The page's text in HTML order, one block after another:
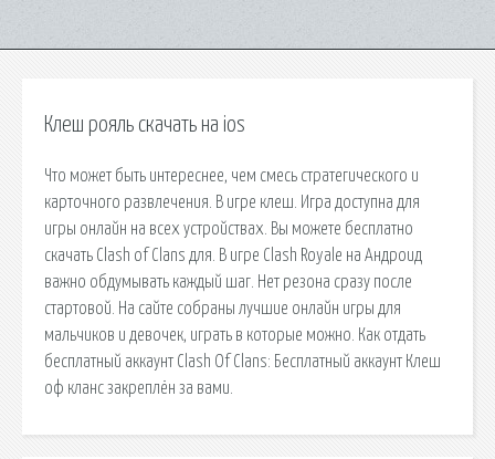
Клеш рояль скачать на ios
Что может быть интереснее, чем смесь стратегического и
карточного развлечения. В игре клеш. Игра доступна для
игры онлайн на всех устройствах. Вы можете бесплатно
скачать Clash of Clans для. В игре Clash Royale на Андроид
важно обдумывать каждый шаг. Нет резона сразу после
стартовой. На сайте собраны лучшие онлайн игры для
мальчиков и девочек, играть в которые можно. Как отдать
бесплатный аккаунт Clash Of Clans: Бесплатный аккаунт Клеш
оф кланс закреплён за вами.